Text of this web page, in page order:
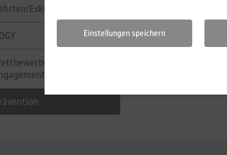
Exkursionen
und
Einstellungen speichern